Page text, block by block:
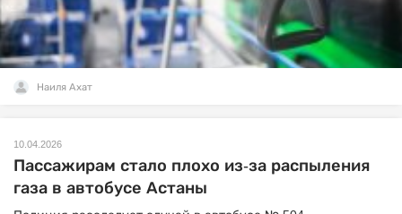
Наиля Ахат
10.04.2026
Пассажирам стало плохо из-за распыления
газа в автобусе Астаны